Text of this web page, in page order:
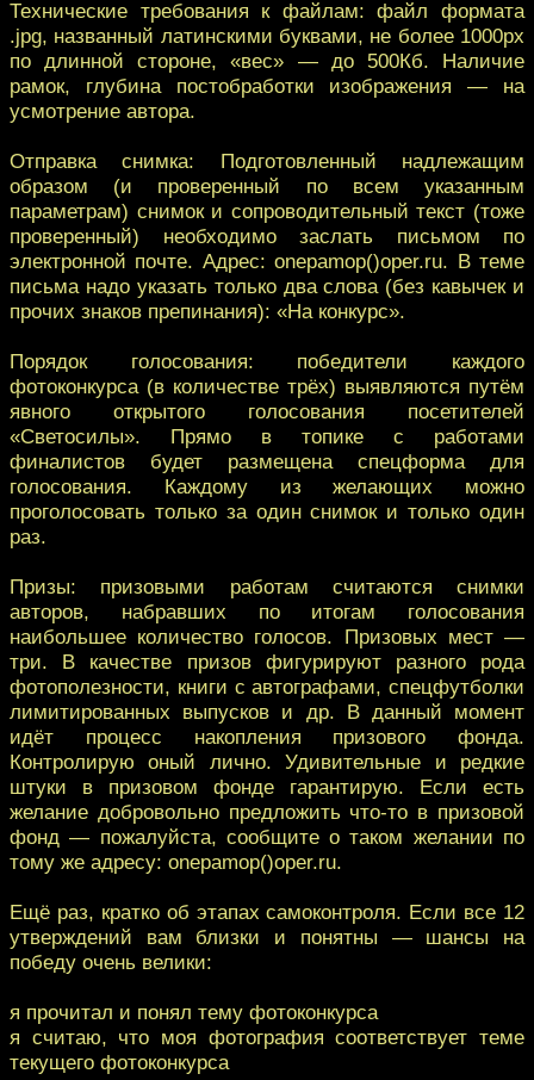
Технические требования к файлам: файл формата
.jpg, названный латинскими буквами, не более 1000px
по длинной стороне, «вес» — до 500Кб. Наличие
рамок, глубина постобработки изображения — на
усмотрение автора.
Отправка снимка: Подготовленный надлежащим
образом (и проверенный по всем указанным
параметрам) снимок и сопроводительный текст (тоже
проверенный) необходимо заслать письмом по
электронной почте. Адрес: onepamop()oper.ru. В теме
письма надо указать только два слова (без кавычек и
прочих знаков препинания): «На конкурс».
Порядок голосования: победители каждого
фотоконкурса (в количестве трёх) выявляются путём
явного открытого голосования посетителей
«Светосилы». Прямо в топике с работами
финалистов будет размещена спецформа для
голосования. Каждому из желающих можно
проголосовать только за один снимок и только один
раз.
Призы: призовыми работам считаются снимки
авторов, набравших по итогам голосования
наибольшее количество голосов. Призовых мест —
три. В качестве призов фигурируют разного рода
фотополезности, книги с автографами, спецфутболки
лимитированных выпусков и др. В данный момент
идёт процесс накопления призового фонда.
Контролирую оный лично. Удивительные и редкие
штуки в призовом фонде гарантирую. Если есть
желание добровольно предложить что-то в призовой
фонд — пожалуйста, сообщите о таком желании по
тому же адресу: onepamop()oper.ru.
Ещё раз, кратко об этапах самоконтроля. Если все 12
утверждений вам близки и понятны — шансы на
победу очень велики:
я прочитал и понял тему фотоконкурса
я считаю, что моя фотография соответствует теме
текущего фотоконкурса